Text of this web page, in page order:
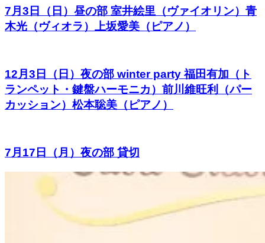
7月3日（日）昼の部 室井絵里（ヴァイオリン）青
木光（ヴィオラ）上坂愛美（ピアノ）
12月3日（日）夜の部 winter party 福田有加（ト
ランペット・鍵盤ハーモニカ）前川維旺利（パー
カッション）松本聡美（ピアノ）
7月17日（月）夜の部 貸切